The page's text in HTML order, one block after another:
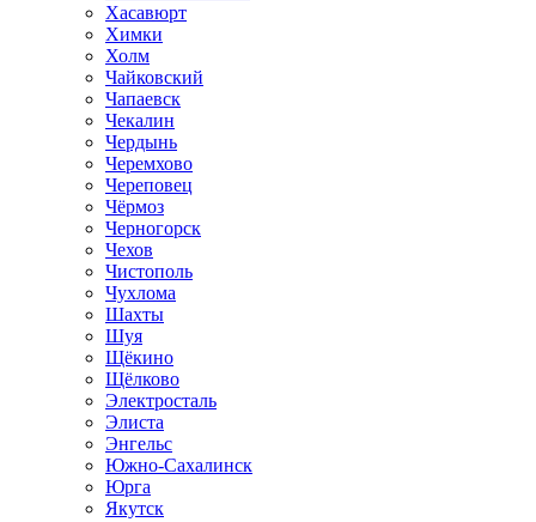
Хасавюрт
Химки
Холм
Чайковский
Чапаевск
Чекалин
Чердынь
Черемхово
Череповец
Чёрмоз
Черногорск
Чехов
Чистополь
Чухлома
Шахты
Шуя
Щёкино
Щёлково
Электросталь
Элиста
Энгельс
Южно-Сахалинск
Юрга
Якутск